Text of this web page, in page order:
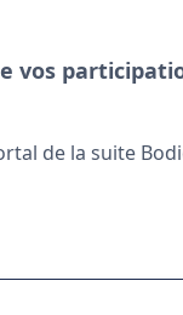
vos
de la suite